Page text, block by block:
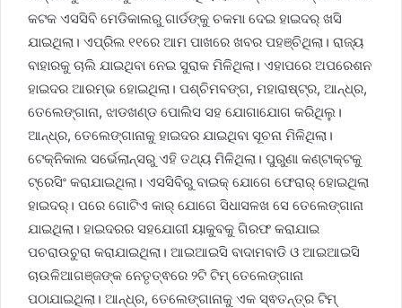
କଟକ ଏସସିବି ମେଡିକାଲରୁ ଗାର୍ଡଙ୍କୁ ଚକମା ଦେଇ ହାଇଦର୍ ଖସି
ଯାଇଥିଲା। ଏପ୍ରିଲ ୧୧ରେ ଆମ ପାଖରେ ଖବର ପହଞ୍ଚିଥିଲା। ରାଜ୍ୟ
ବାହାରକୁ ଚାଲି ଯାଇଥିବା ନେଇ ସୁରାକ ମିଳିଥିଲା। ଏହାପରେ ଅପରେଶନ
ହାଇଦର ଆରମ୍ଭ ହୋଇଥିଲା। ପଶ୍ଚିମବଙ୍ଗ, ମହାରାଷ୍ଟ୍ର, ଆନ୍ଧ୍ର,
ତେଲେଙ୍ଗାନା, ଝାଡଖଣ୍ଡ ପୋଲିସ ସହ ଯୋଗାଯୋଗ କରିଥିଲୁ।
ଆନ୍ଧ୍ର, ତେଲେଙ୍ଗାନାକୁ ହାଇଦର ଯାଇଥିବା ସୂଚନା ମିଳିଥିଲା।
ଟେକ୍ନିକାଲ ସର୍ଭେଲାନ୍ସରୁ ଏହି ତଥ୍ୟ ମିଳିଥିଲା। ପୁରୁଣା କଣ୍ଟାକ୍ଟକୁ
ଟ୍ରେସିଂ କରାଯାଇଥିଲା। ଏସସିବିରୁ ବାଇକ୍ ଯୋଗେ ଫେରାର୍ ହୋଇଥିଲା
ହାଇଦର୍। ପରେ ଗୋଟିଏ କାର୍ ଯୋଗେ ସିଧାସଳଖ ସେ ତେଲେଙ୍ଗାନା
ଯାଇଥିଲା। ହାଇଦରର ସହଯୋଗୀ ୟାକୁବକୁ ଗିରଫ କରାଯାଇ
ପଚରାଉଚୁରା କରାଯାଇଥିଲା। ଆଇଆଇସି ବାଦାମବାଡି ଓ ଆଇଆଇସି
ଚାଉଳିଆଗଞ୍ଜଙ୍କ ନେତୃତ୍ଵରେ ୨ଟି ଟିମ୍ ତେଲେଙ୍ଗାନା
ପଠାଯାଇଥିଲା। ଆନ୍ଧ୍ର, ତେଲେଙ୍ଗାନାକୁ ଏକ ସ୍ଵତନ୍ତ୍ର ଟିମ୍